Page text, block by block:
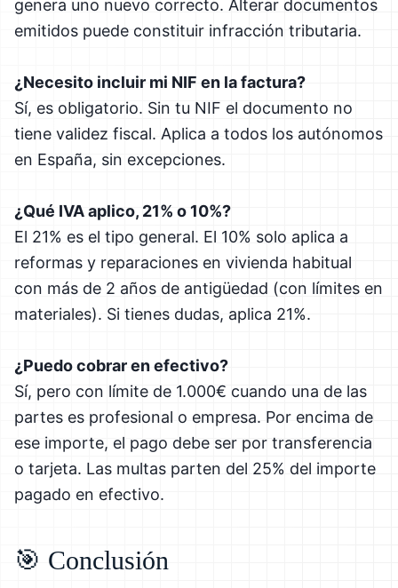
genera uno nuevo correcto. Alterar documentos
emitidos puede constituir infracción tributaria.
¿Necesito incluir mi NIF en la factura?
Sí, es obligatorio. Sin tu NIF el documento no
tiene validez fiscal. Aplica a todos los autónomos
en España, sin excepciones.
¿Qué IVA aplico, 21% o 10%?
El 21% es el tipo general. El 10% solo aplica a
reformas y reparaciones en vivienda habitual
con más de 2 años de antigüedad (con límites en
materiales). Si tienes dudas, aplica 21%.
¿Puedo cobrar en efectivo?
Sí, pero con límite de 1.000€ cuando una de las
partes es profesional o empresa. Por encima de
ese importe, el pago debe ser por transferencia
o tarjeta. Las multas parten del 25% del importe
pagado en efectivo.
🎯 Conclusión